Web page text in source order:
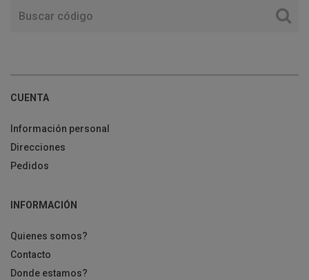
CUENTA
Información personal
Direcciones
Pedidos
INFORMACIÓN
Quienes somos?
Contacto
Donde estamos?